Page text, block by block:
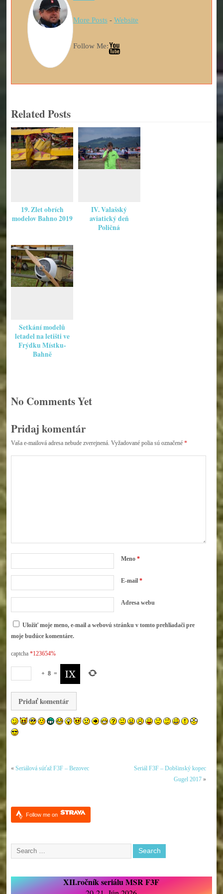
More Posts- Website
Follow Me:
Related Posts
19. Zlet obrích
modelov Bahno 2019
IV. Valašský
aviatický deň
Poličná
Setkání modelů
letadel na letišti ve
Frýdku Místku-
Bahně
No Comments Yet
Pridaj komentár
Vaša e-mailová adresa nebude zverejnená. Vyžadované polia sú označené *
Meno *
E-mail *
Adresa webu
Uložiť moje meno, e-mail a webovú stránku v tomto prehliadači pre
moje budúce komentáre.
captcha*123654%
+ 8 =
« Seriálová súťaž F3F – Bezovec
Seriál F3F – Dobšinský kopec
Gugel 2017»
Follow me on
XII.ročník seriálu MSR F3F